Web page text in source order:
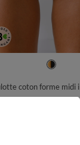
42/44